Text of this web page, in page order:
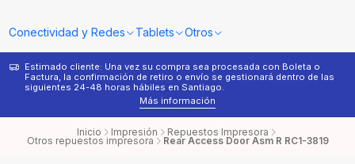
Conectividad y Redes Tablets Otros
Estimado cliente: Una vez su compra sea procesada con Boleta o
Factura, la confirmación de retiro o envío se gestionará dentro de las
siguientes 24-48 horas hábiles en Santiago.
Más información
Inicio Impresión Repuestos Impresora
Otros repuestos impresora Rear Access Door Asm R RC1-3819